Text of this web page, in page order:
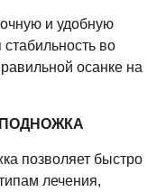
и удобную
во
осанке на
позволяет быстро
лечения,